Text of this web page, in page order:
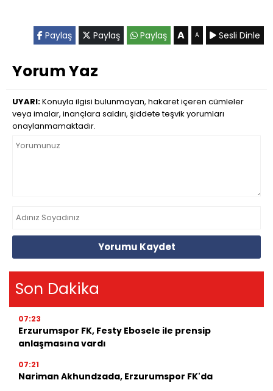
Paylaş Paylaş Paylaş A A Sesli Dinle
Yorum Yaz
UYARI:Konuyla ilgisi bulunmayan, hakaret içeren cümleler
veya imalar, inançlara saldırı, şiddete teşvik yorumları
onaylanmamaktadır.
Yorumu Kaydet
Son Dakika
07:23
Erzurumspor FK, Festy Ebosele ile prensip
anlaşmasına vardı
07:21
Nariman Akhundzada, Erzurumspor FK'da